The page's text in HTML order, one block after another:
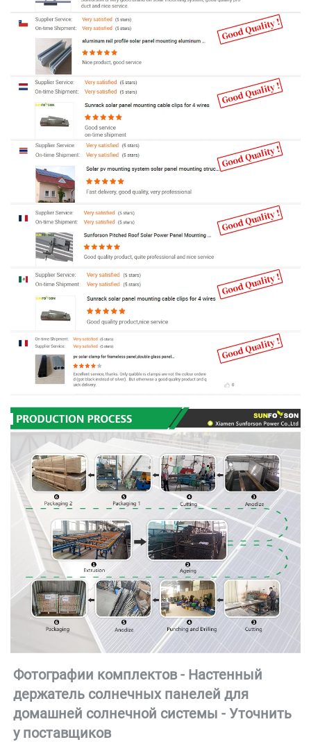
Фотографии комплектов - Настенный
держатель солнечных панелей для
домашней солнечной системы - Уточнить
у поставщиков